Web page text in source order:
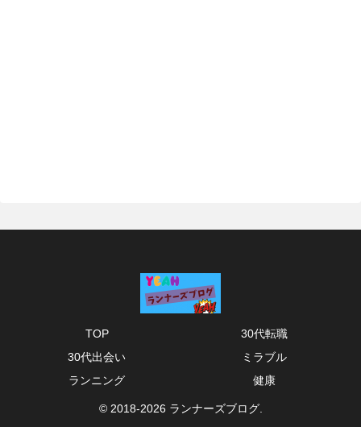
TOP
30代転職
30代出会い
ミラブル
ランニング
健康
© 2018-2026 ランナーズブログ.